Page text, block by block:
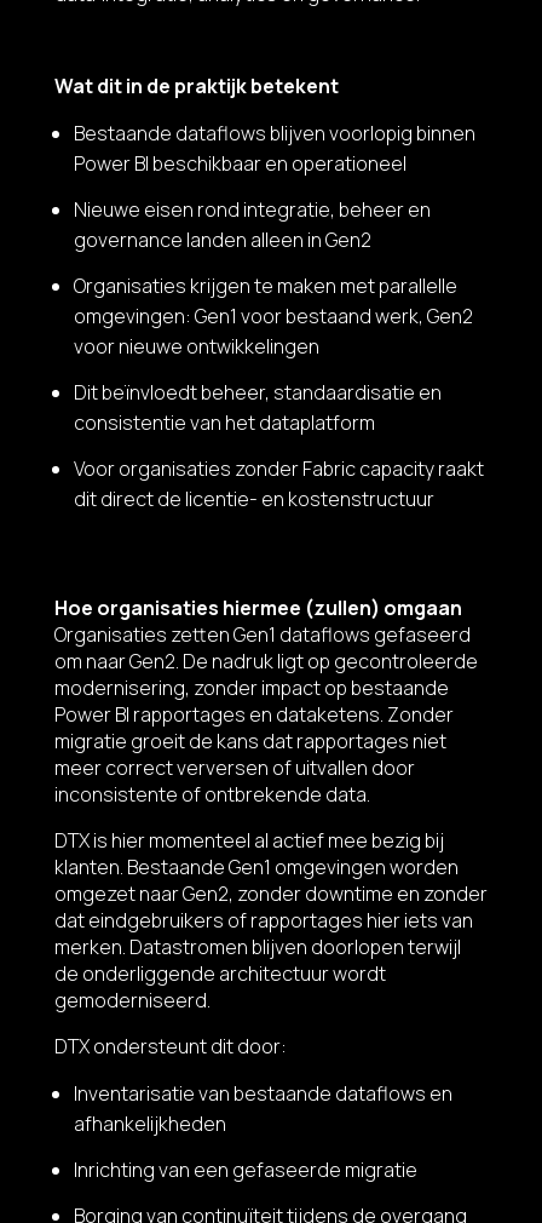
Wat dit in de praktijk betekent
Bestaande dataflows blijven voorlopig binnen
Power BI beschikbaar en operationeel
Nieuwe eisen rond integratie, beheer en
governance landen alleen in Gen2
Organisaties krijgen te maken met parallelle
omgevingen: Gen1 voor bestaand werk, Gen2
voor nieuwe ontwikkelingen
Dit beïnvloedt beheer, standaardisatie en
consistentie van het dataplatform
Voor organisaties zonder Fabric capacity raakt
dit direct de licentie- en kostenstructuur
Hoe organisaties hiermee (zullen) omgaan
Organisaties zetten Gen1 dataflows gefaseerd
om naar Gen2. De nadruk ligt op gecontroleerde
modernisering, zonder impact op bestaande
Power BI rapportages en dataketens. Zonder
migratie groeit de kans dat rapportages niet
meer correct verversen of uitvallen door
inconsistente of ontbrekende data.
DTX is hier momenteel al actief mee bezig bij
klanten. Bestaande Gen1 omgevingen worden
omgezet naar Gen2, zonder downtime en zonder
dat eindgebruikers of rapportages hier iets van
merken. Datastromen blijven doorlopen terwijl
de onderliggende architectuur wordt
gemoderniseerd.
DTX ondersteunt dit door:
Inventarisatie van bestaande dataflows en
afhankelijkheden
Inrichting van een gefaseerde migratie
Borging van continuïteit tijdens de overgang